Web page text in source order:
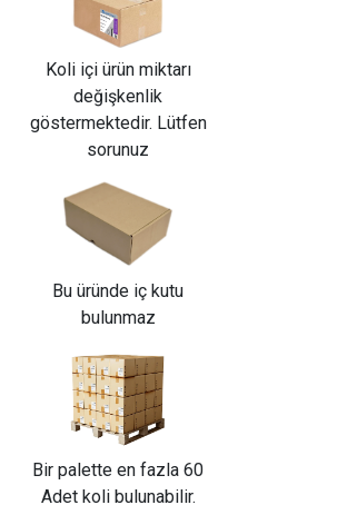
Koli içi ürün miktarı
değişkenlik
göstermektedir. Lütfen
sorunuz
Bu üründe iç kutu
bulunmaz
Bir palette en fazla 60
Adet koli bulunabilir.